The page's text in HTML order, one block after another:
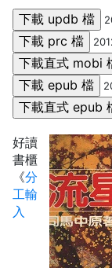
好讀
書櫃
《分
工輸
入